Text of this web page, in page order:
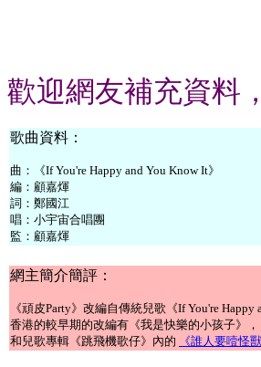
歡迎網友補充資料，
歌曲資料：
曲：《If You're Happy and You Know It》
編：顧嘉煇
詞：鄭國江
唱：小宇宙合唱團
監：顧嘉煇
網主簡介簡評：
《頑皮Party》改編自傳統兒歌《If You're Happy
香港的較早期的改編有《我是快樂的小孩子》，
和兒歌專輯《跳飛機歌仔》內的
《誰人要噎怪獸